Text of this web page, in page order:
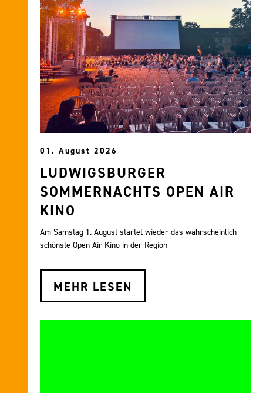
01. August 2026
LUDWIGSBURGER
SOMMERNACHTS OPEN AIR
KINO
Am Samstag 1. August startet wieder das wahrscheinlich
schönste Open Air Kino in der Region
MEHR LESEN